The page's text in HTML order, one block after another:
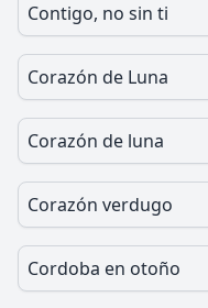
Contigo, no sin ti
Corazón de Luna
Corazón de luna
Corazón verdugo
Cordoba en otoño